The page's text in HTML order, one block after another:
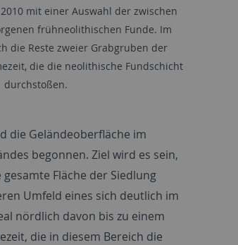
2010 mit einer Auswahl der zwischen
frühneolithischen Funde. Im
die Reste zweier Grabgruben der
die die neolithische Fundschicht
durchstoßen.
die Geländeoberfläche im
begonnen. Ziel wird es sein,
Fläche der Siedlung
Umfeld eines sich deutlich im
nördlich davon bis zu einem
die in diesem Bereich die